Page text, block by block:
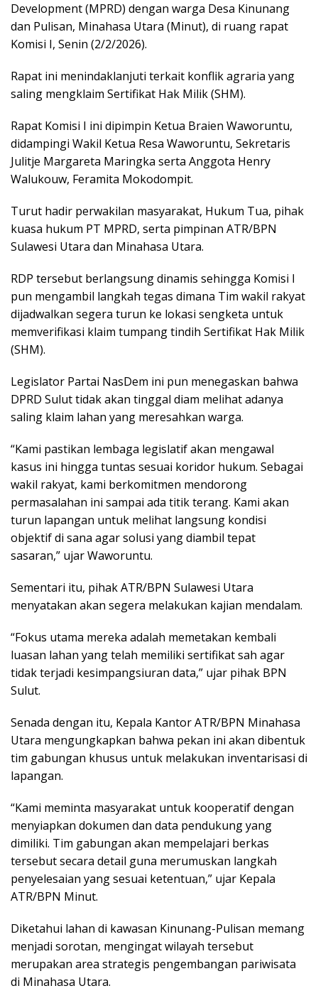
Development (MPRD) dengan warga Desa Kinunang
dan Pulisan, Minahasa Utara (Minut), di ruang rapat
Komisi I, Senin (2/2/2026).
Rapat ini menindaklanjuti terkait konflik agraria yang
saling mengklaim Sertifikat Hak Milik (SHM).
Rapat Komisi I ini dipimpin Ketua Braien Waworuntu,
didampingi Wakil Ketua Resa Waworuntu, Sekretaris
Julitje Margareta Maringka serta Anggota Henry
Walukouw, Feramita Mokodompit.
Turut hadir perwakilan masyarakat, Hukum Tua, pihak
kuasa hukum PT MPRD, serta pimpinan ATR/BPN
Sulawesi Utara dan Minahasa Utara.
RDP tersebut berlangsung dinamis sehingga Komisi I
pun mengambil langkah tegas dimana Tim wakil rakyat
dijadwalkan segera turun ke lokasi sengketa untuk
memverifikasi klaim tumpang tindih Sertifikat Hak Milik
(SHM).
Legislator Partai NasDem ini pun menegaskan bahwa
DPRD Sulut tidak akan tinggal diam melihat adanya
saling klaim lahan yang meresahkan warga.
“Kami pastikan lembaga legislatif akan mengawal
kasus ini hingga tuntas sesuai koridor hukum. Sebagai
wakil rakyat, kami berkomitmen mendorong
permasalahan ini sampai ada titik terang. Kami akan
turun lapangan untuk melihat langsung kondisi
objektif di sana agar solusi yang diambil tepat
sasaran,” ujar Waworuntu.
Sementari itu, pihak ATR/BPN Sulawesi Utara
menyatakan akan segera melakukan kajian mendalam.
“Fokus utama mereka adalah memetakan kembali
luasan lahan yang telah memiliki sertifikat sah agar
tidak terjadi kesimpangsiuran data,” ujar pihak BPN
Sulut.
Senada dengan itu, Kepala Kantor ATR/BPN Minahasa
Utara mengungkapkan bahwa pekan ini akan dibentuk
tim gabungan khusus untuk melakukan inventarisasi di
lapangan.
“Kami meminta masyarakat untuk kooperatif dengan
menyiapkan dokumen dan data pendukung yang
dimiliki. Tim gabungan akan mempelajari berkas
tersebut secara detail guna merumuskan langkah
penyelesaian yang sesuai ketentuan,” ujar Kepala
ATR/BPN Minut.
Diketahui lahan di kawasan Kinunang-Pulisan memang
menjadi sorotan, mengingat wilayah tersebut
merupakan area strategis pengembangan pariwisata
di Minahasa Utara.